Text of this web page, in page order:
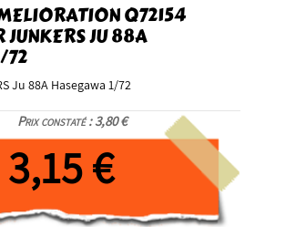
Q72154
JUNKERS JU 88A
72
Ju 88A Hasegawa 1/72
Prix constaté : 3,80 €
3,15 €